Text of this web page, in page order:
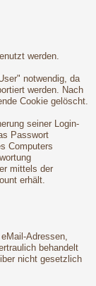
werden.
notwendig, da
werden. Nach
Cookie gelöscht.
seiner Login-
Passwort
Computers
mittels der
erhält.
Adressen,
behandelt
nicht gesetzlich